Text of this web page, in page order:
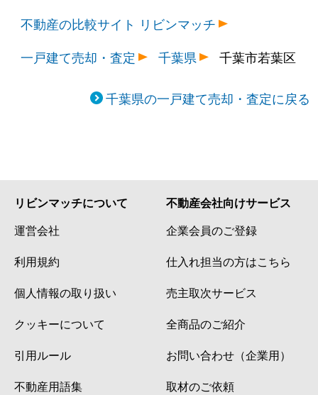
不動産の比較サイト リビンマッチ
一戸建て売却・査定
千葉県 千葉市若葉区
千葉県の一戸建て売却・査定に戻る
リビンマッチについて
運営会社
利用規約
個人情報の取り扱い
クッキーについて
引用ルール
不動産用語集
不動産会社向けサービス
企業会員のご登録
仕入れ担当の方はこちら
売主取次サービス
全商品のご紹介
お問い合わせ（企業用）
取材のご依頼